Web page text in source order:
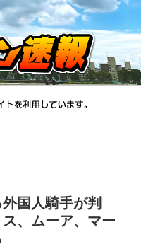
外国人騎手が判
、ムーア、マー